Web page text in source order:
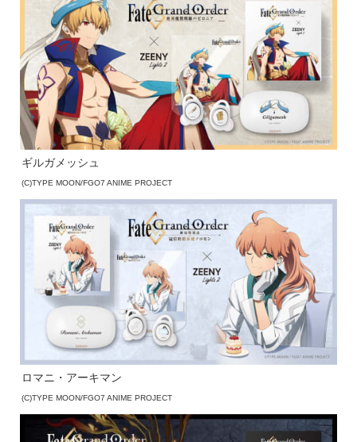
ギルガメッシュ
(C)TYPE MOON/FGO7 ANIME PROJECT
ロマニ・アーキマン
(C)TYPE MOON/FGO7 ANIME PROJECT